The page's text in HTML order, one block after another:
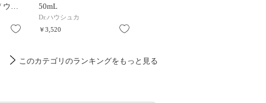
ウ…
お気に入り
50mL
Dr.ハウシュカ
￥3,520
このカテゴリのランキングをもっと見る